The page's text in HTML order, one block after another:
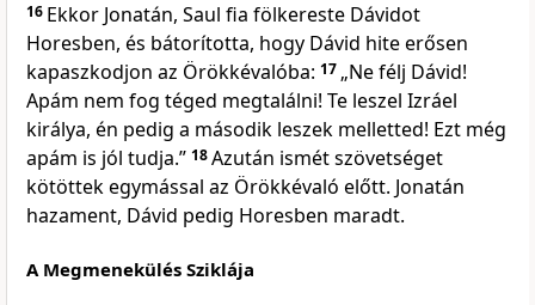
16 Ekkor Jonatán, Saul fia fölkereste Dávidot
Horesben, és bátorította, hogy Dávid hite erősen
kapaszkodjon az Örökkévalóba: 17 „Ne félj Dávid!
Apám nem fog téged megtalálni! Te leszel Izráel
királya, én pedig a második leszek melletted! Ezt még
apám is jól tudja.” 18Azután ismét szövetséget
kötöttek egymással az Örökkévaló előtt. Jonatán
hazament, Dávid pedig Horesben maradt.
A Megmenekülés Sziklája